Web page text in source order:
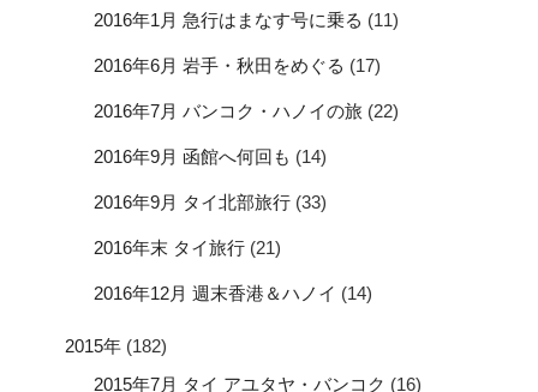
2016年1月 急行はまなす号に乗る (11)
2016年6月 岩手・秋田をめぐる (17)
2016年7月 バンコク・ハノイの旅 (22)
2016年9月 函館へ何回も (14)
2016年9月 タイ北部旅行 (33)
2016年末 タイ旅行 (21)
2016年12月 週末香港＆ハノイ (14)
2015年 (182)
2015年7月 タイ アユタヤ・バンコク (16)